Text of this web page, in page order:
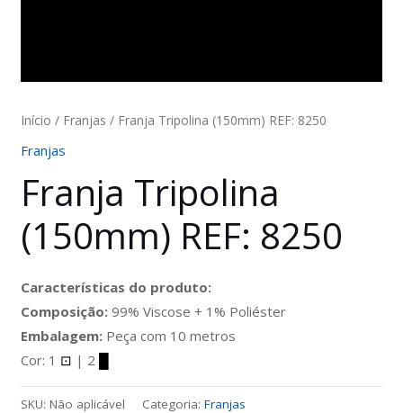
Início / Franjas / Franja Tripolina (150mm) REF: 8250
Franjas
Franja Tripolina
(150mm) REF: 8250
Características do produto:
Composição: 99% Viscose + 1% Poliéster
Embalagem: Peça com 10 metros
Cor: 1 ⊡ | 2
SKU:Não aplicável Categoria:Franjas